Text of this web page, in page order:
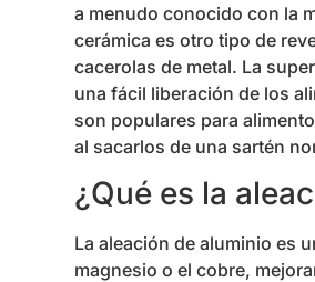
a menudo conocido con la
cerámica es otro tipo de
cacerolas de metal. La
una fácil liberación de los
son populares para
al sacarlos de una sartén
¿Qué es la
La aleación de aluminio es
magnesio o el cobre,